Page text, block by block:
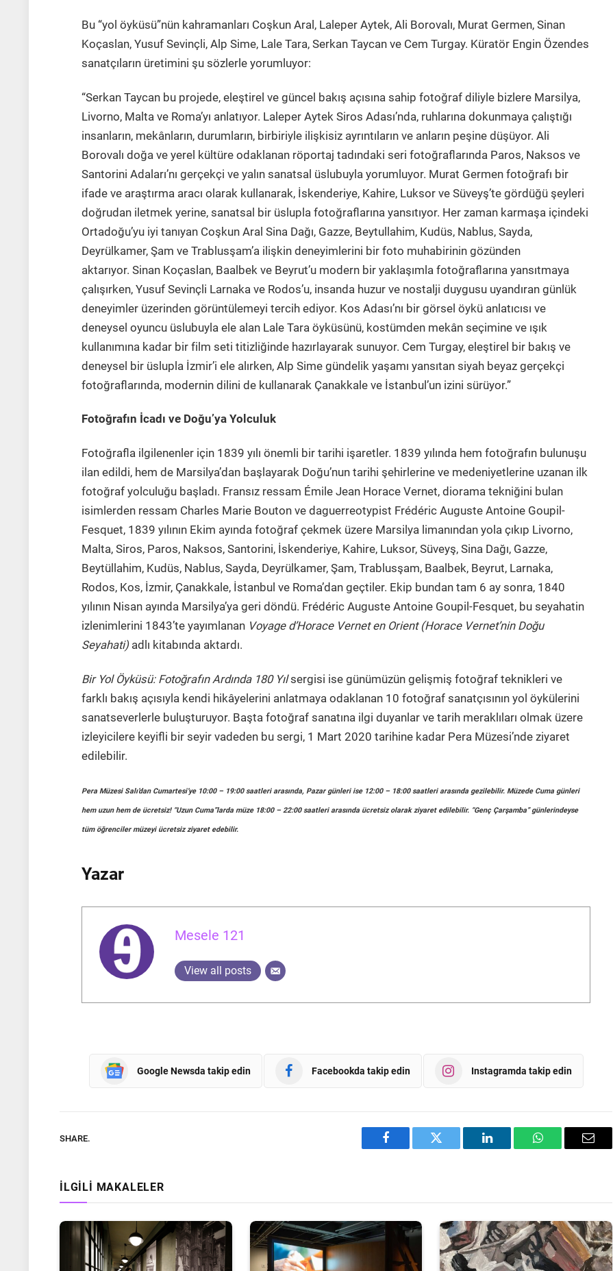
Bu “yol öyküsü”nün kahramanları Coşkun Aral, Laleper Aytek, Ali Borovalı, Murat Germen, Sinan
Koçaslan, Yusuf Sevinçli, Alp Sime, Lale Tara, Serkan Taycan ve Cem Turgay. Küratör Engin Özendes
sanatçıların üretimini şu sözlerle yorumluyor:
“Serkan Taycan bu projede, eleştirel ve güncel bakış açısına sahip fotoğraf diliyle bizlere Marsilya,
Livorno, Malta ve Roma’yı anlatıyor. Laleper Aytek Siros Adası’nda, ruhlarına dokunmaya çalıştığı
insanların, mekânların, durumların, birbiriyle ilişkisiz ayrıntıların ve anların peşine düşüyor. Ali
Borovalı doğa ve yerel kültüre odaklanan röportaj tadındaki seri fotoğraflarında Paros, Naksos ve
Santorini Adaları’nı gerçekçi ve yalın sanatsal üslubuyla yorumluyor. Murat Germen fotoğrafı bir
ifade ve araştırma aracı olarak kullanarak, İskenderiye, Kahire, Luksor ve Süveyş’te gördüğü şeyleri
doğrudan iletmek yerine, sanatsal bir üslupla fotoğraflarına yansıtıyor. Her zaman karmaşa içindeki
Ortadoğu’yu iyi tanıyan Coşkun Aral Sina Dağı, Gazze, Beytullahim, Kudüs, Nablus, Sayda,
Deyrülkamer, Şam ve Trablusşam’a ilişkin deneyimlerini bir foto muhabirinin gözünden
aktarıyor. Sinan Koçaslan, Baalbek ve Beyrut’u modern bir yaklaşımla fotoğraflarına yansıtmaya
çalışırken, Yusuf Sevinçli Larnaka ve Rodos’u, insanda huzur ve nostalji duygusu uyandıran günlük
deneyimler üzerinden görüntülemeyi tercih ediyor. Kos Adası’nı bir görsel öykü anlatıcısı ve
deneysel oyuncu üslubuyla ele alan Lale Tara öyküsünü, kostümden mekân seçimine ve ışık
kullanımına kadar bir film seti titizliğinde hazırlayarak sunuyor. Cem Turgay, eleştirel bir bakış ve
deneysel bir üslupla İzmir’i ele alırken, Alp Sime gündelik yaşamı yansıtan siyah beyaz gerçekçi
fotoğraflarında, modernin dilini de kullanarak Çanakkale ve İstanbul’un izini sürüyor.”
Fotoğrafın İcadı ve Doğu’ya Yolculuk
Fotoğrafla ilgilenenler için 1839 yılı önemli bir tarihi işaretler. 1839 yılında hem fotoğrafın bulunuşu
ilan edildi, hem de Marsilya’dan başlayarak Doğu’nun tarihi şehirlerine ve medeniyetlerine uzanan ilk
fotoğraf yolculuğu başladı. Fransız ressam Émile Jean Horace Vernet, diorama tekniğini bulan
isimlerden ressam Charles Marie Bouton ve daguerreotypist Frédéric Auguste Antoine Goupil-
Fesquet, 1839 yılının Ekim ayında fotoğraf çekmek üzere Marsilya limanından yola çıkıp Livorno,
Malta, Siros, Paros, Naksos, Santorini, İskenderiye, Kahire, Luksor, Süveyş, Sina Dağı, Gazze,
Beytüllahim, Kudüs, Nablus, Sayda, Deyrülkamer, Şam, Trablusşam, Baalbek, Beyrut, Larnaka,
Rodos, Kos, İzmir, Çanakkale, İstanbul ve Roma’dan geçtiler. Ekip bundan tam 6 ay sonra, 1840
yılının Nisan ayında Marsilya’ya geri döndü. Frédéric Auguste Antoine Goupil-Fesquet, bu seyahatin
izlenimlerini 1843’te yayımlanan Voyage d’Horace Vernet en Orient (Horace Vernet’nin Doğu
Seyahati)adlı kitabında aktardı.
Bir Yol Öyküsü: Fotoğrafın Ardında 180 Yılsergisi ise günümüzün gelişmiş fotoğraf teknikleri ve
farklı bakış açısıyla kendi hikâyelerini anlatmaya odaklanan 10 fotoğraf sanatçısının yol öykülerini
sanatseverlerle buluşturuyor. Başta fotoğraf sanatına ilgi duyanlar ve tarih meraklıları olmak üzere
izleyicilere keyifli bir seyir vadeden bu sergi, 1 Mart 2020 tarihine kadar Pera Müzesi’nde ziyaret
edilebilir.
Pera Müzesi Salı’dan Cumartesi’ye 10:00 – 19:00 saatleri arasında, Pazar günleri ise 12:00 – 18:00 saatleri arasında gezilebilir. Müzede Cuma günleri
hem uzun hem de ücretsiz! “Uzun Cuma”larda müze 18:00 – 22:00 saatleri arasında ücretsiz olarak ziyaret edilebilir. “Genç Çarşamba” günlerindeyse
tüm öğrenciler müzeyi ücretsiz ziyaret edebilir.
Yazar
Mesele 121
View all posts
Google Newsda takip edin Facebookda takip edin Instagramda takip edin
SHARE.
Facebook Twitter LinkedIn WhatsAppEmail
İLGILI MAKALELER